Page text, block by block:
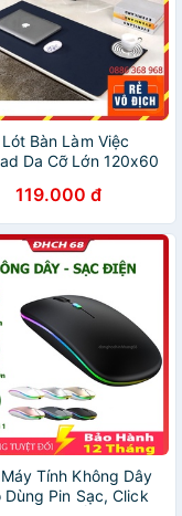
Bàn Làm Việc
Da Cỡ Lớn 120x60
Pad Chống Nước
119.000 đ
Tính Không Dây
Dùng Pin Sạc, Click